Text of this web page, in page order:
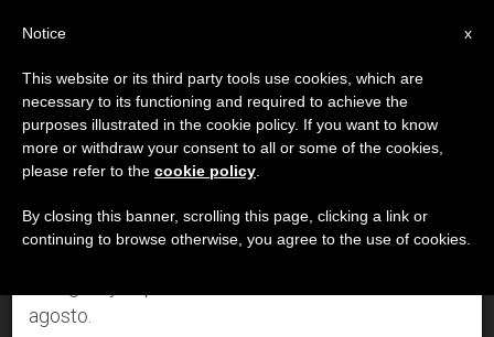
DÍA
Noviembre 15th, 2000
ÚLTIMAS NOTICIAS
Aprobada la Carta de Derechos Fundamentales de la Unión
×
Aviso importante
Del 27 de julio al 7 de agosto haremos la pausa
anual, aprovechando que en el periodo de verano
se generan menos informaciones y también el
agosto.
x
Notice
This website or its third party tools use cookies, which are
necessary to its functioning and required to achieve the
purposes illustrated in the cookie policy. If you want to know
more or withdraw your consent to all or some of the cookies,
please refer to the cookie policy
By closing this banner, scrolling this page, clicking a link or
continuing to browse otherwise, you agree to the use of cookies.